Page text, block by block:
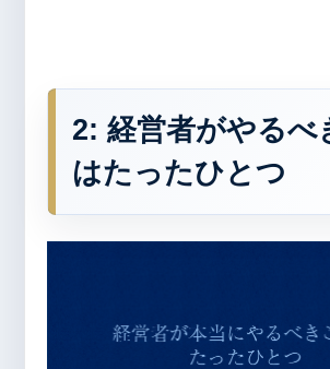
2: 経営者がやるべ
はたったひとつ